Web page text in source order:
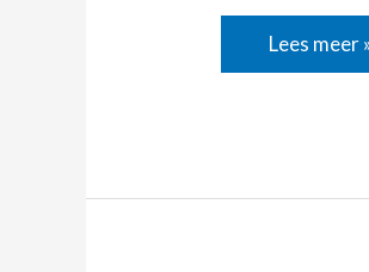
Lees meer